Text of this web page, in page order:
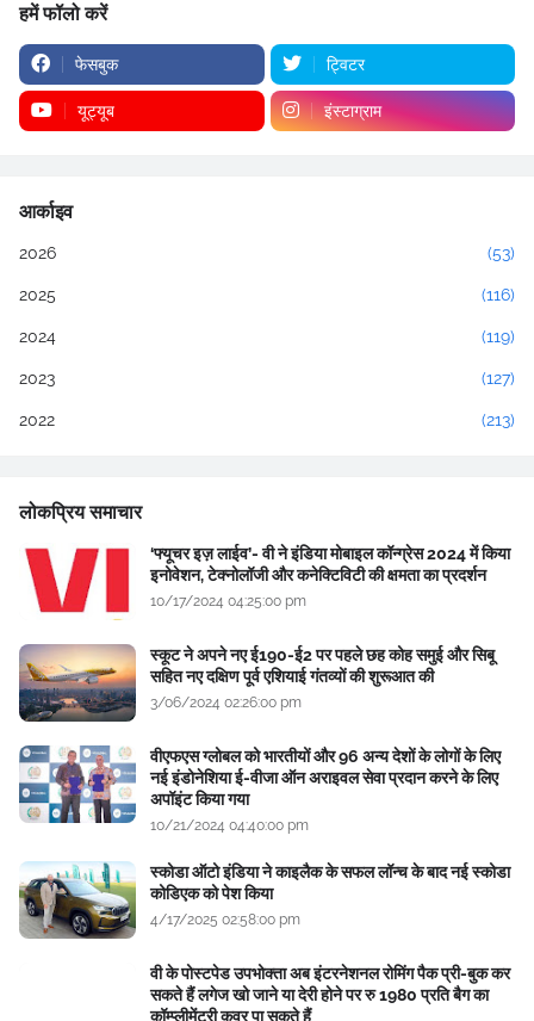
हमें फॉलो करें
फेसबुक ट्विटर
यूट्यूब इंस्टाग्राम
आर्काइव
2026 (53)
2025 (116)
2024 (119)
2023 (127)
2022 (213)
लोकप्रिय समाचार
‘फ्यूचर इज़ लाईव’- वी ने इंडिया मोबाइल कॉन्ग्रेस 2024 में किया
इनोवेशन, टेक्नोलॉजी और कनेक्टिविटी की क्षमता का प्रदर्शन
10/17/2024 04:25:00 pm
स्कूट ने अपने नए ई190-ई2 पर पहले छह कोह समुई और सिबू
सहित नए दक्षिण पूर्व एशियाई गंतव्यों की शुरूआत की
3/06/2024 02:26:00 pm
वीएफएस ग्लोबल को भारतीयों और 96 अन्य देशों के लोगों के लिए
नई इंडोनेशिया ई-वीजा ऑन अराइवल सेवा प्रदान करने के लिए
अपॉइंट किया गया
10/21/2024 04:40:00 pm
स्कोडा ऑटो इंडिया ने काइलैक के सफल लॉन्च के बाद नई स्कोडा
कोडिएक को पेश किया
4/17/2025 02:58:00 pm
वी के पोस्टपेड उपभोक्ता अब इंटरनेशनल रोमिंग पैक प्री-बुक कर
सकते हैं लगेज खो जाने या देरी होने पर रु 1980 प्रति बैग का
कॉम्प्लीमेंटरी कवर पा सकते हैं